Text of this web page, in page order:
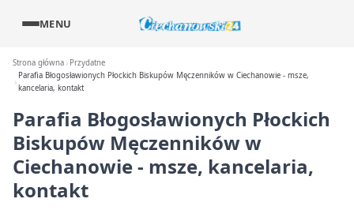
MENU
Strona główna
Przydatne
Parafia Błogosławionych Płockich Biskupów Męczenników w Ciechanowie - msze,
kancelaria, kontakt
Parafia Błogosławionych Płockich
Biskupów Męczenników w
Ciechanowie - msze, kancelaria,
kontakt